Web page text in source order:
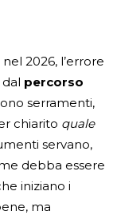
nel 2026, l’errore
percorso
serramenti,
chiarito quale
servano,
debba essere
iniziano i
ma